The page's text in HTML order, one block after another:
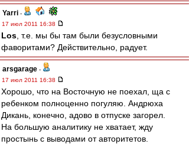
Yarri -
17 июл 2011 16:38
Los , т.е. мы бы там были безусловными
фаворитами? Действительно, радует.
arsgarage -
17 июл 2011 16:38
Хорошо, что на Восточную не поехал, ща с
ребенком полноценно погуляю. Андрюха
Дикань, конечно, адово в отпуске загорел.
На большую аналитику не хватает, жду
простынь с выводами от авторитетов.